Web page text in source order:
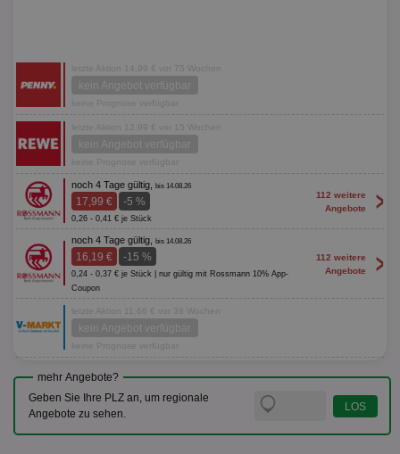
letzte Aktion 14,99 € vor 75 Wochen
kein Angebot verfügbar
keine Prognose verfügbar
letzte Aktion 12,99 € vor 15 Wochen
kein Angebot verfügbar
keine Prognose verfügbar
noch 4 Tage gültig, bis 14.08.26
17,99 € -5 %
0,26 - 0,41 € je Stück
112 weitere
Angebote
>
noch 4 Tage gültig, bis 14.08.26
16,19 € -15 %
0,24 - 0,37 € je Stück | nur gültig mit Rossmann 10% App-
Coupon
112 weitere
Angebote
>
letzte Aktion 11,66 € vor 38 Wochen
kein Angebot verfügbar
keine Prognose verfügbar
mehr Angebote?
Geben Sie Ihre PLZ an, um regionale
Angebote zu sehen.